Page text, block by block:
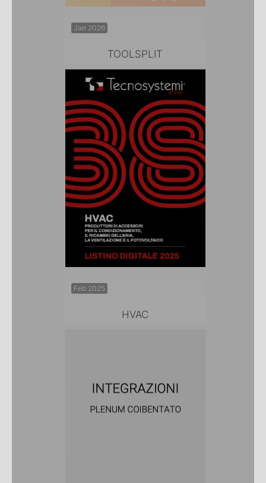
Jan 2026
TOOLSPLIT
Feb 2025
HVAC